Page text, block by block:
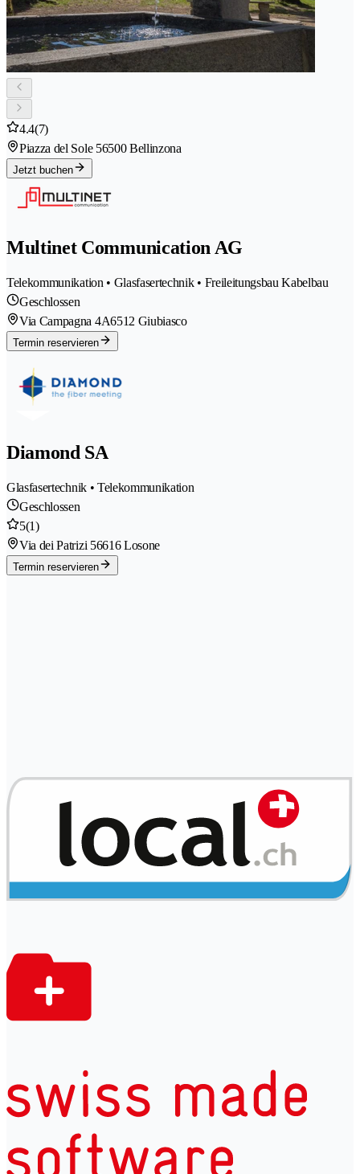
4.4(7)
Piazza del Sole 56500 Bellinzona
Jetzt buchen
Multinet Communication AG
Telekommunikation • Glasfasertechnik • Freileitungsbau Kabelbau
Geschlossen
Via Campagna 4A6512 Giubiasco
Termin reservieren
Diamond SA
Glasfasertechnik • Telekommunikation
Geschlossen
5(1)
Via dei Patrizi 56616 Losone
Termin reservieren